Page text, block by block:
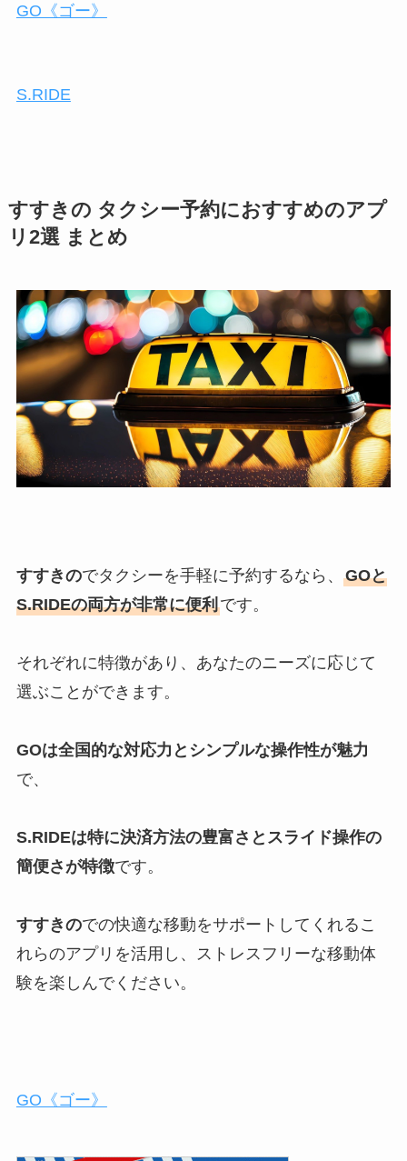
GO《ゴー》
S.RIDE
すすきの タクシー予約におすすめのアプ
リ2選 まとめ
すすきのでタクシーを手軽に予約するなら、 GOと
S.RIDEの両方が非常に便利です。
それぞれに特徴があり、あなたのニーズに応じて
選ぶことができます。
GOは全国的な対応力とシンプルな操作性が魅力
で、
S.RIDEは特に決済方法の豊富さとスライド操作の
簡便さが特徴です。
すすきのでの快適な移動をサポートしてくれるこ
れらのアプリを活用し、ストレスフリーな移動体
験を楽しんでください。
GO《ゴー》